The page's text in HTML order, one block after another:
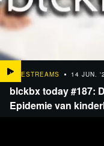
LIVESTREAMS 14 JUN.
blckbx today #187:
Epidemie van